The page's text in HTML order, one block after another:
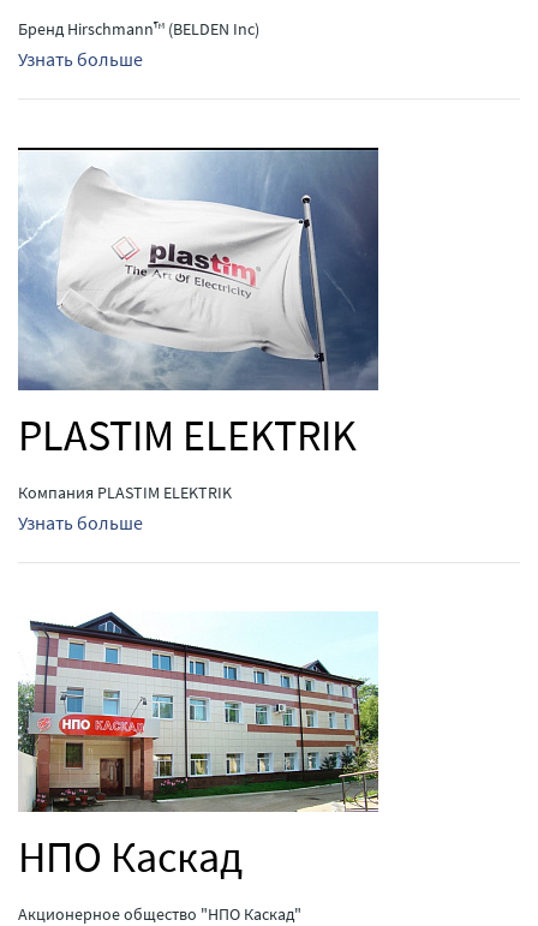
Бренд Hirschmann™ (BELDEN Inc)
Узнать больше
PLASTIM ELEKTRIK
Компания PLASTIM ELEKTRIK
Узнать больше
НПО Каскад
Акционерное общество "НПО Каскад"